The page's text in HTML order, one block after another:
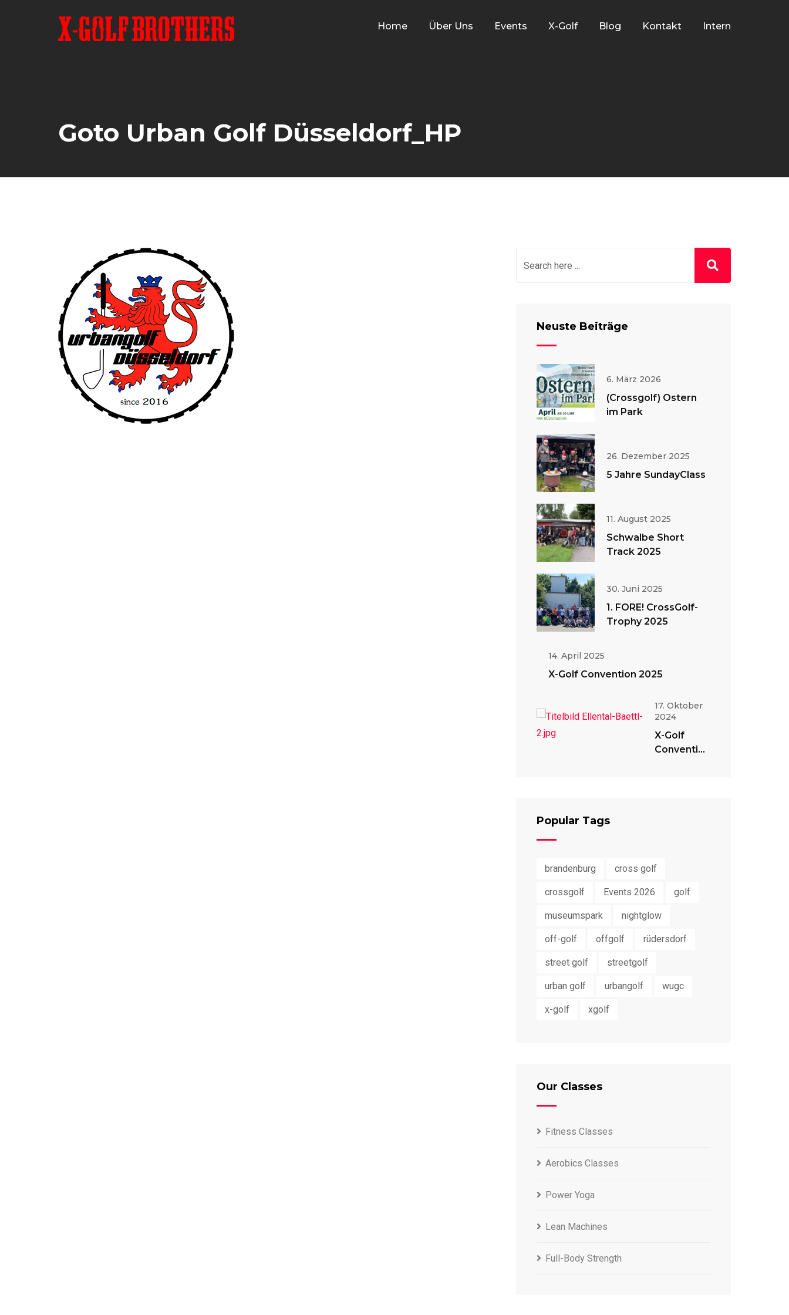
Home Über Uns Events X-Golf Blog Kontakt Intern
Goto Urban Golf Düsseldorf_HP
Neuste Beiträge
6. März 2026
(Crossgolf) Ostern
im Park
26. Dezember 2025
5 Jahre SundayClass
11. August 2025
Schwalbe Short
Track 2025
30. Juni 2025
1. FORE! CrossGolf-
Trophy 2025
14. April 2025
X-Golf Convention 2025
17. Oktober
2024
X-Golf
Convention
Popular Tags
brandenburg cross golf
crossgolf Events 2026 golf
museumspark nightglow
off-golf offgolf rüdersdorf
street golf streetgolf
urban golf urbangolf wugc
x-golf xgolf
Our Classes
Fitness Classes
Aerobics Classes
Power Yoga
Lean Machines
Full-Body Strength